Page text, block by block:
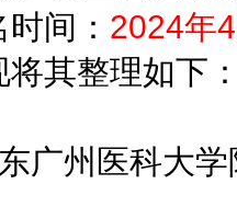
间： 2024年
将其整理如下
州医科大学